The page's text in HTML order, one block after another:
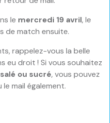
le mercredi 19 avril, le
de match ensuite.
rappelez-vous la belle
eu droit ! Si vous souhaitez
salé ou sucré, vous pouvez
le mail également.